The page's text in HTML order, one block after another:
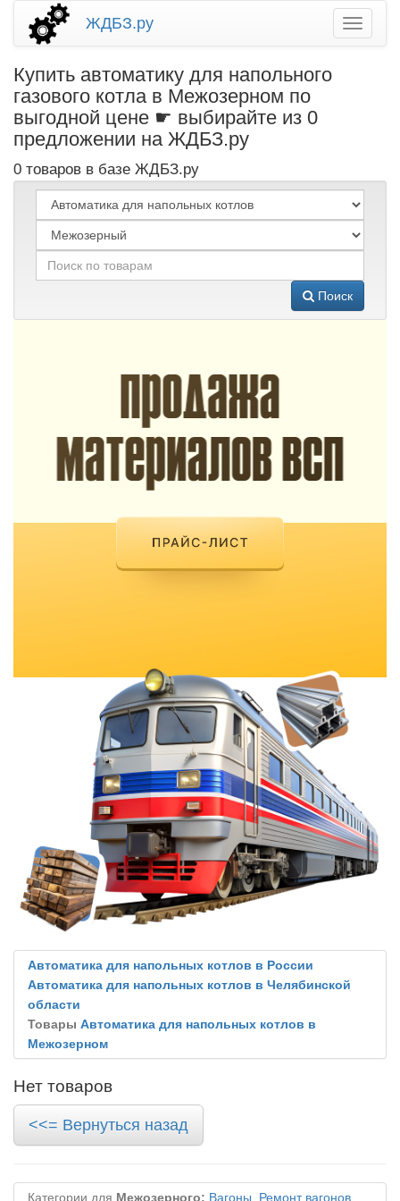
ЖДБЗ.ру
Купить автоматику для напольного
газового котла в Межозерном по
выгодной цене ☛ выбирайте из 0
предложении на ЖДБЗ.ру
0 товаров в базе ЖДБЗ.ру
Поиск
Автоматика для напольных котлов в России
Автоматика для напольных котлов в Челябинской
области
Товары Автоматика для напольных котлов в
Межозерном
Нет товаров
<<= Вернуться назад
Категории для Межозерного: Вагоны Ремонт вагонов